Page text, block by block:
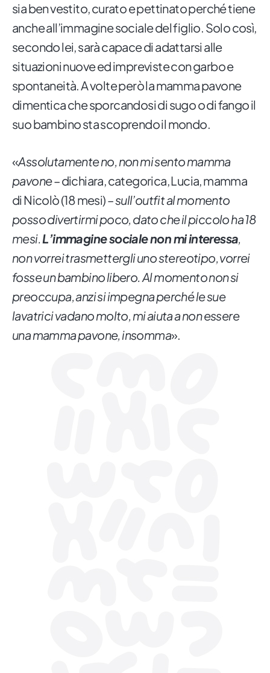
sia ben vestito, curato e pettinato perché tiene
anche all’immagine sociale del figlio. Solo così,
secondo lei, sarà capace di adattarsi alle
situazioni nuove ed impreviste con garbo e
spontaneità. A volte però la mamma pavone
dimentica che sporcandosi di sugo o di fango il
suo bambino sta scoprendo il mondo.
«Assolutamente no, non mi sento mamma
pavone– dichiara, categorica, Lucia, mamma
di Nicolò (18 mesi) –sull’outfit al momento
posso divertirmi poco, dato che il piccolo ha 18
mesi.L’immagine sociale non mi interessa,
non vorrei trasmettergli uno stereotipo, vorrei
fosse un bambino libero. Al momento non si
preoccupa, anzi si impegna perché le sue
lavatrici vadano molto, mi aiuta a non essere
una mamma pavone, insomma».